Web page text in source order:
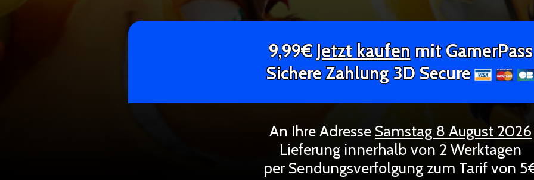
9,99€Jetzt kaufen mit GamerPass
Sichere Zahlung 3D Secure
An Ihre Adresse Samstag 8 August 2026
Lieferung innerhalb von 2 Werktagen
per Sendungsverfolgung zum Tarif von